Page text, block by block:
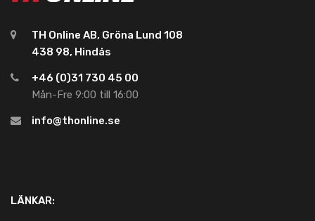
TH Online AB, Gröna Lund 108
438 98, Hindås
+46 (0)31 730 45 00
Mån-Fre 9:00 till 16:00
info@thonline.se
LÄNKAR: